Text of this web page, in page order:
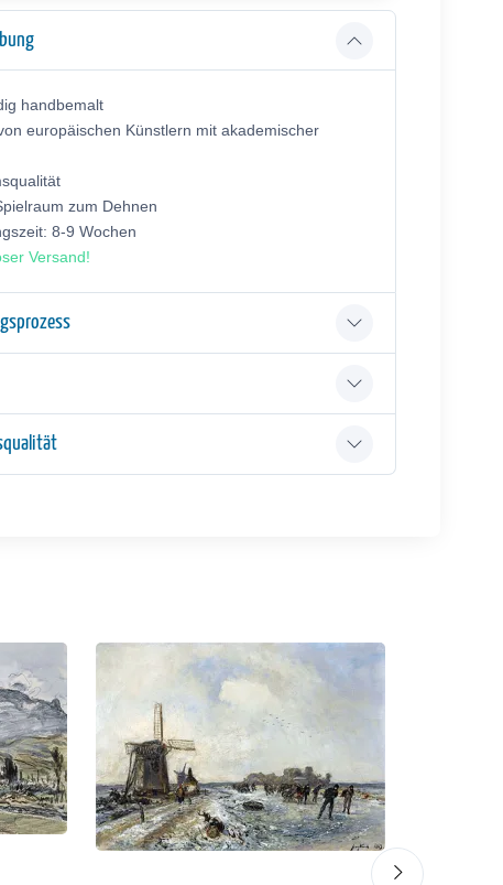
handbemalt
europäischen Künstlern mit akademischer
zum Dehnen
8-9 Wochen
Versand!